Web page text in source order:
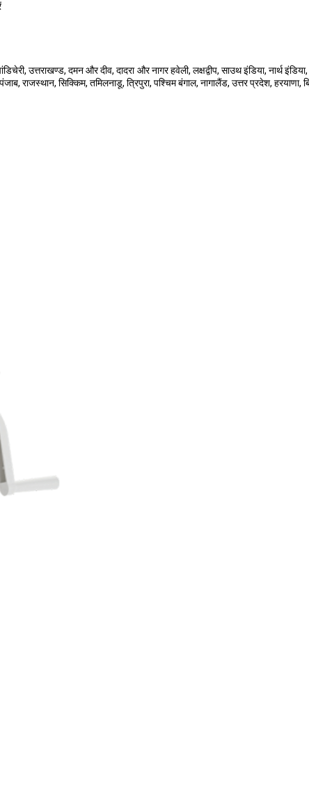
उत्तराखण्ड, दमन और दीव, दादरा और नागर हवेली, लक्षद्वीप, साउथ इंडिया, नार्थ
राजस्थान, सिक्किम, तमिलनाडू, त्रिपुरा, पश्चिम बंगाल, नागालैंड, उत्तर प्रदेश,